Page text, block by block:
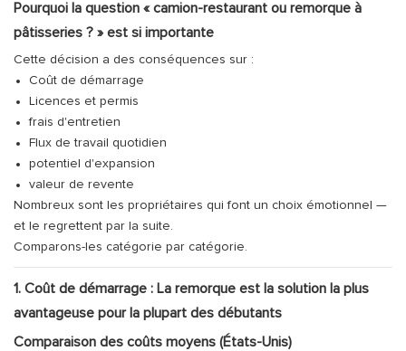
Pourquoi la question « camion-restaurant ou remorque à
pâtisseries ? » est si importante
Cette décision a des conséquences sur :
Coût de démarrage
Licences et permis
frais d'entretien
Flux de travail quotidien
potentiel d'expansion
valeur de revente
Nombreux sont les propriétaires qui font un choix émotionnel —
et le regrettent par la suite.
Comparons-les catégorie par catégorie.
1. Coût de démarrage : La remorque est la solution la plus
avantageuse pour la plupart des débutants
Comparaison des coûts moyens (États-Unis)